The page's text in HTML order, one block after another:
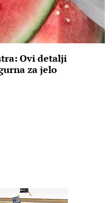
Ovi detalji
za jelo